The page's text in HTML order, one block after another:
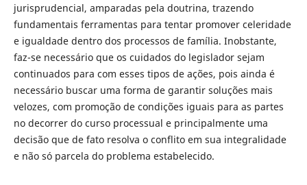
jurisprudencial, amparadas pela doutrina, trazendo
fundamentais ferramentas para tentar promover celeridade
e igualdade dentro dos processos de família. Inobstante,
faz-se necessário que os cuidados do legislador sejam
continuados para com esses tipos de ações, pois ainda é
necessário buscar uma forma de garantir soluções mais
velozes, com promoção de condições iguais para as partes
no decorrer do curso processual e principalmente uma
decisão que de fato resolva o conflito em sua integralidade
e não só parcela do problema estabelecido.